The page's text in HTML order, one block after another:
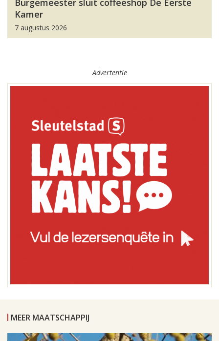
Burgemeester sluit coffeeshop De Eerste
Kamer
7 augustus 2026
Advertentie
MEER MAATSCHAPPIJ